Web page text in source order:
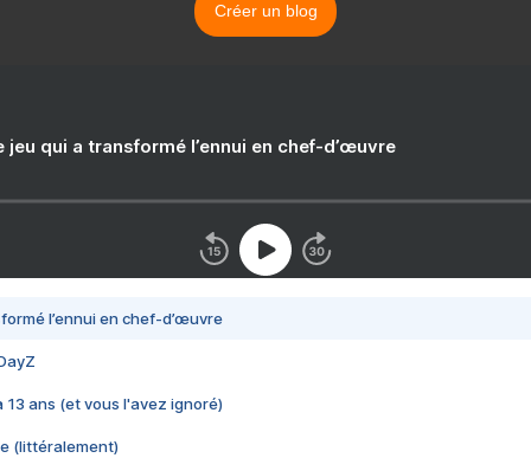
Créer un blog
jeu qui a transformé l’ennui en chef-d’œuvre
l’ennui en chef-d’œuvre
13 ans (et vous l'avez ignoré)
(littéralement)